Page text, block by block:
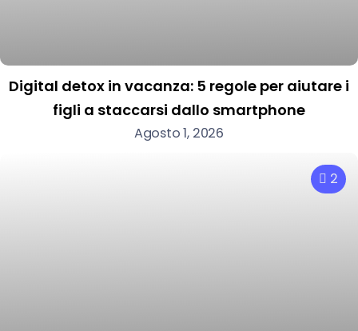
Digital detox in vacanza: 5 regole per aiutare i
figli a staccarsi dallo smartphone
Agosto 1, 2026
2